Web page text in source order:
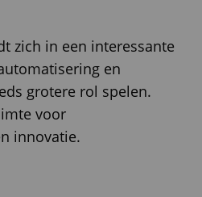
zich in een interessante
en
grotere rol spelen.
voor
innovatie.